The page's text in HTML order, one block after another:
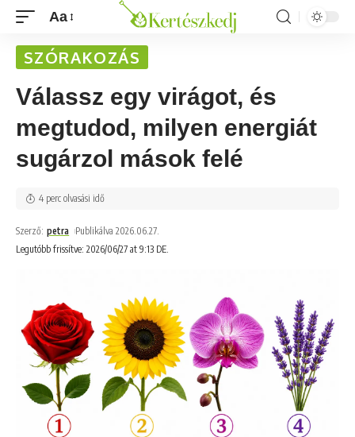
Aa
SZÓRAKOZÁS
Válassz egy virágot, és
megtudod, milyen energiát
sugárzol mások felé
Legutóbb frissítve: 2026/06/27 at 9:13 DE.
Szerző: petra Publikálva 2026.06.27.
4 perc olvasási idő